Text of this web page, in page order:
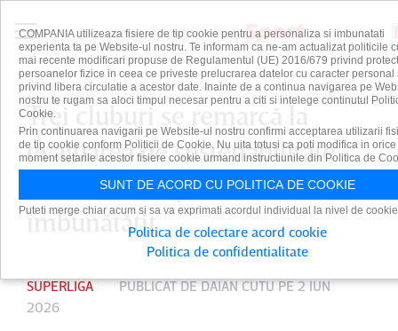
Trei cluburi se remarcă la
evaluarea de sustenabilitate
financiară. Şapte au situaţia de
îmbunătăţit
SUPERLIGA PUBLICAT DEDAIAN CUTUPE 2 IUN
2026
COMPANIA utilizeaza fisiere de tip cookie pentru a personaliza si imbunatati
experienta ta pe Website-ul nostru. Te informam ca ne-am actualizat politicile
mai recente modificari propuse de Regulamentul (UE) 2016/679 privind
persoanelor fizice in ceea ce priveste prelucrarea datelor cu caracter personal
privind libera circulatie a acestor date. Inainte de a continua navigarea pe
nostru te rugam sa aloci timpul necesar pentru a citi si intelege continutul
Cookie.
Prin continuarea navigarii pe Website-ul nostru confirmi acceptarea utilizarii
de tip cookie conform Politicii de Cookie. Nu uita totusi ca poti modifica in orice
moment setarile acestor fisiere cookie urmand instructiunile din Politica de
SUNT DE ACORD CU POLITICA DE COOKIE
Puteti merge chiar acum si sa va exprimati acordul individual la nivel de
Politica de colectare acord cookie
Politica de confidentialitate